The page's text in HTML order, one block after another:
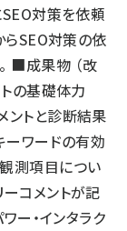
対策を依頼
らSEO対策の依
■成果物 （改
の基礎体力
トと診断結果
ーワードの有効
項目につい
ーコメントが記
ー・インタラク